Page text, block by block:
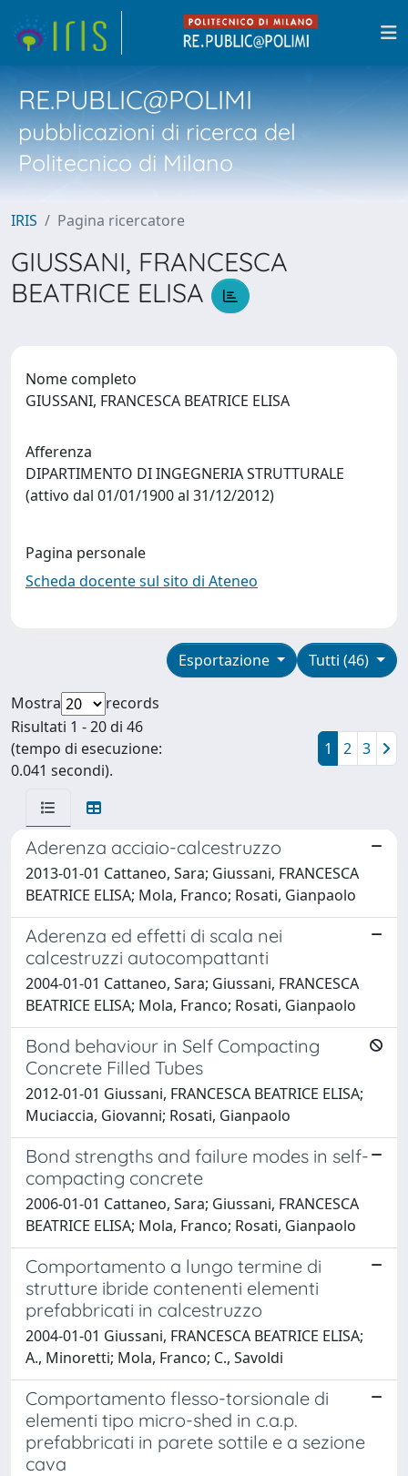
RE.PUBLIC@POLIMI
pubblicazioni di ricerca del
Politecnico di Milano
IRIS Pagina ricercatore
GIUSSANI, FRANCESCA
BEATRICE ELISA
Nome completo
GIUSSANI, FRANCESCA BEATRICE ELISA
Afferenza
DIPARTIMENTO DI INGEGNERIA STRUTTURALE
(attivo dal 01/01/1900 al 31/12/2012)
Pagina personale
Scheda docente sul sito di Ateneo
Tutti (46)
Esportazione
Mostra
records
Risultati 1 - 20 di 46
(tempo di esecuzione:
0.041 secondi).
1 2 3
Aderenza acciaio-calcestruzzo
2013-01-01 Cattaneo, Sara; Giussani, FRANCESCA
BEATRICE ELISA; Mola, Franco; Rosati, Gianpaolo
Aderenza ed effetti di scala nei
calcestruzzi autocompattanti
2004-01-01 Cattaneo, Sara; Giussani, FRANCESCA
BEATRICE ELISA; Mola, Franco; Rosati, Gianpaolo
Bond behaviour in Self Compacting
Concrete Filled Tubes
2012-01-01 Giussani, FRANCESCA BEATRICE ELISA;
Muciaccia, Giovanni; Rosati, Gianpaolo
Bond strengths and failure modes in self-
compacting concrete
2006-01-01 Cattaneo, Sara; Giussani, FRANCESCA
BEATRICE ELISA; Mola, Franco; Rosati, Gianpaolo
Comportamento a lungo termine di
strutture ibride contenenti elementi
prefabbricati in calcestruzzo
2004-01-01 Giussani, FRANCESCA BEATRICE ELISA;
A., Minoretti; Mola, Franco; C., Savoldi
Comportamento flesso-torsionale di
elementi tipo micro-shed in c.a.p.
prefabbricati in parete sottile e a sezione
cava